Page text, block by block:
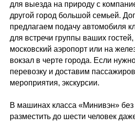
для выезда на природу с
другой город большой семьей.
предлагаем подачу автомобиля
для встречи группы ваших
московский аэропорт или на
вокзал в черте города. Если
перевозку и доставим
мероприятия, экскурсии.
В машинах класса «Минивэн»
разместить до шести человек